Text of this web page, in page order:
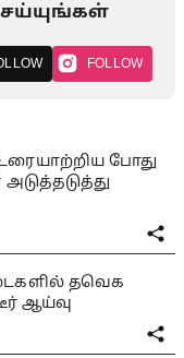
FOLLOW
போது
தவெக
ஆய்வு